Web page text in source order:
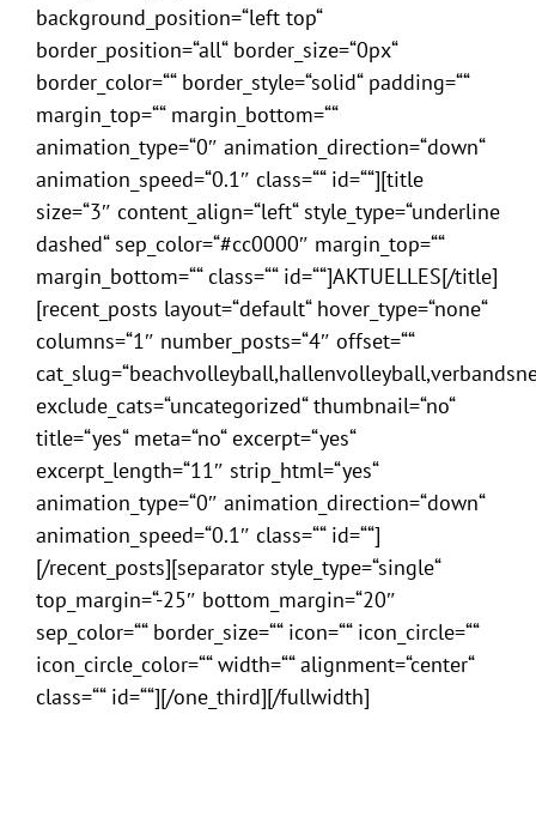
background_position=“left top“
border_position=“all“ border_size=“0px“
border_color=““ border_style=“solid“ padding=““
margin_top=““ margin_bottom=““
animation_type=“0″ animation_direction=“down“
animation_speed=“0.1″ class=““ id=““][title
size=“3″ content_align=“left“ style_type=“underline
dashed“ sep_color=“#cc0000″ margin_top=““
margin_bottom=““ class=““ id=““]AKTUELLES[/title]
[recent_posts layout=“default“ hover_type=“none“
columns=“1″ number_posts=“4″ offset=““
exclude_cats=“uncategorized“ thumbnail=“no“
title=“yes“ meta=“no“ excerpt=“yes“
excerpt_length=“11″ strip_html=“yes“
animation_type=“0″ animation_direction=“down“
animation_speed=“0.1″ class=““ id=““]
[/recent_posts][separator style_type=“single“
top_margin=“-25″ bottom_margin=“20″
sep_color=““ border_size=““ icon=““ icon_circle=““
icon_circle_color=““ width=““ alignment=“center“
class=““ id=““][/one_third][/fullwidth]